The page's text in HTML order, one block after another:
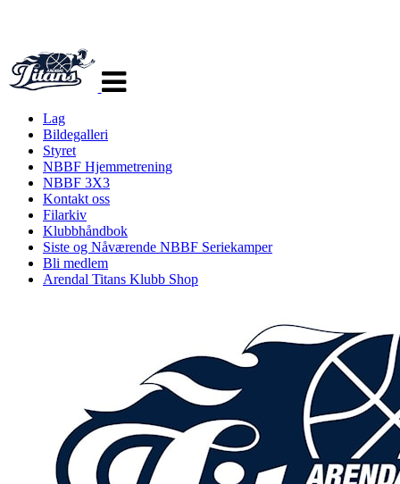
navigasjon
Lag
Bildegalleri
Styret
NBBF Hjemmetrening
NBBF 3X3
Kontakt oss
Filarkiv
Klubbhåndbok
Siste og Nåværende NBBF Seriekamper
Bli medlem
Arendal Titans Klubb Shop